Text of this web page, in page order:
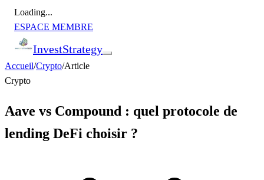
Loading...
ESPACE MEMBRE
InvestStrategy
Accueil/Crypto/Article
Crypto
Aave vs Compound : quel protocole de
lending DeFi choisir ?